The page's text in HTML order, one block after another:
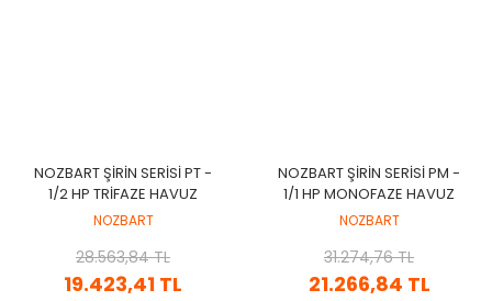
NOZBART ŞIRIN SERISI PT -
1/2 HP TRIFAZE HAVUZ
POMPASI (ÖN FILTRESIZ)
NOZBART
19.423,41 TL
28.563,84 TL
NOZBART ŞIRIN SERISI PM -
1/1 HP MONOFAZE HAVUZ
POMPASI (ÖN FILTRESIZ)
NOZBART
21.266,84 TL
31.274,76 TL